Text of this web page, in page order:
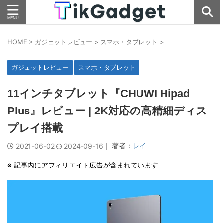
HOME > ガジェットレビュー > スマホ・タブレット >
ガジェットレビュー スマホ・タブレット
11インチタブレット『CHUWI Hipad
Plus』レビュー | 2K対応の高精細ディス
プレイ搭載
2021-06-02 2024-09-16 ｜ 著者： レイ
※ 記事内にアフィリエイト広告が含まれています